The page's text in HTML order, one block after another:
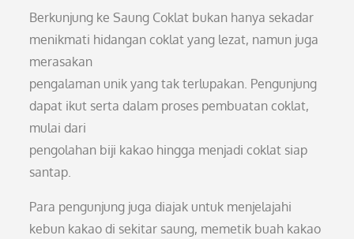
Berkunjung ke Saung Coklat bukan hanya sekadar
menikmati hidangan coklat yang lezat, namun juga
merasakan
pengalaman unik yang tak terlupakan. Pengunjung
dapat ikut serta dalam proses pembuatan coklat,
mulai dari
pengolahan biji kakao hingga menjadi coklat siap
santap.
Para pengunjung juga diajak untuk menjelajahi
kebun kakao di sekitar saung, memetik buah kakao